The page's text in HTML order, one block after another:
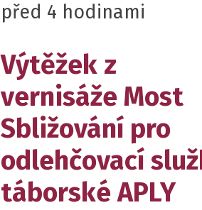
před 4 hodinami
Výtěžek z
vernisáže Most
Sbližování pro
odlehčovací
táborské APLY